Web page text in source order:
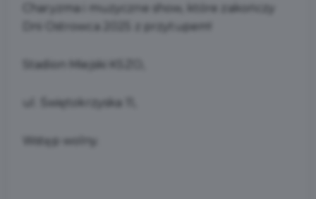
Charyzma i muzyczne show, które zakończy
Dni Ostrowca 2025 z przytupem!
Stadion Miejski KSZO,
ul. Świętokrzyska 11,
Wstęp wolny.